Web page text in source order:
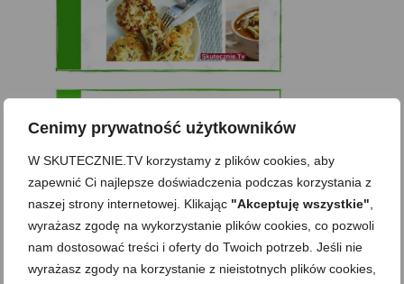
Cenimy prywatność użytkowników
W SKUTECZNIE.TV korzystamy z plików cookies, aby
zapewnić Ci najlepsze doświadczenia podczas korzystania z
naszej strony internetowej. Klikając "Akceptuję wszystkie"
wyrażasz zgodę na wykorzystanie plików cookies, co pozwoli
nam dostosować treści i oferty do Twoich potrzeb. Jeśli nie
wyrażasz zgody na korzystanie z nieistotnych plików cookies,